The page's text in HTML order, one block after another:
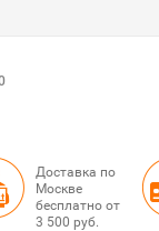
Доставка по
Москве
бесплатно от
3 500 руб.